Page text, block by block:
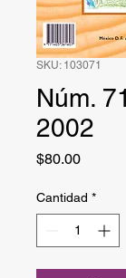
SKU: 103071
Núm.
2002
$80.00Precio
Cantidad *